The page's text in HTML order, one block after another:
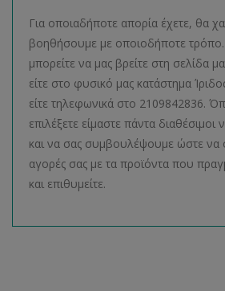
Για οποιαδήποτε απορία έχετε, θα
βοηθήσουμε με οποιοδήποτε τρόπο.
μπορείτε να μας βρείτε στη σελίδα
είτε στο φυσικό μας κατάστημα
είτε τηλεφωνικά στο 2109842836.
επιλέξετε είμαστε πάντα
και να σας συμβουλέψουμε ώστε να
αγορές σας με τα προϊόντα που
και επιθυμείτε.